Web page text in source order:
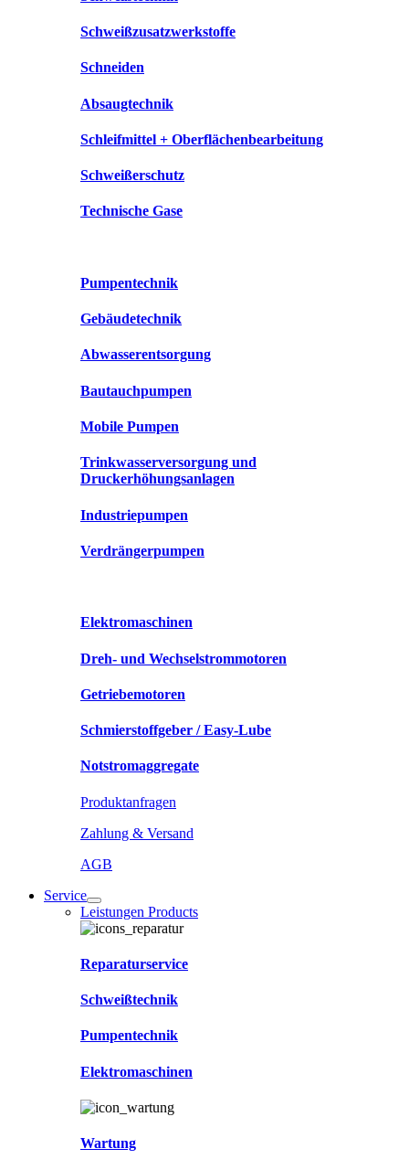
Schweißzusatzwerkstoffe
Schneiden
Absaugtechnik
Schleifmittel + Oberflächenbearbeitung
Schweißerschutz
Technische Gase
Pumpentechnik
Gebäudetechnik
Abwasserentsorgung
Bautauchpumpen
Mobile Pumpen
Trinkwasserversorgung und
Druckerhöhungsanlagen
Industriepumpen
Verdrängerpumpen
Elektromaschinen
Dreh- und Wechselstrommotoren
Getriebemotoren
Schmierstoffgeber / Easy-Lube
Notstromaggregate
Produktanfragen
Zahlung & Versand
AGB
Service
Leistungen Products
Reparaturservice
Schweißtechnik
Pumpentechnik
Elektromaschinen
Wartung